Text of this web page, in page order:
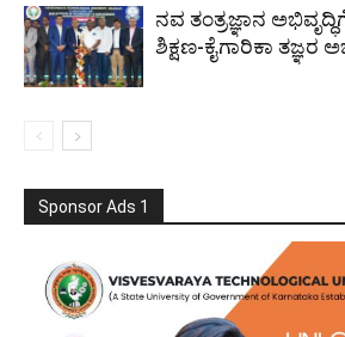
ನವ ತಂತ್ರಜ್ಞಾನ
ಶಿಕ್ಷಣ-ಕೈಗಾರಿಕಾ ತಜ್ಞರ
Sponsor Ads 1